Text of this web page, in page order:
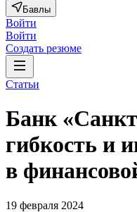
Бавлы
Войти
Войти
Создать резюме
Статьи
Банк
гибкость и
в
19 февраля 2024